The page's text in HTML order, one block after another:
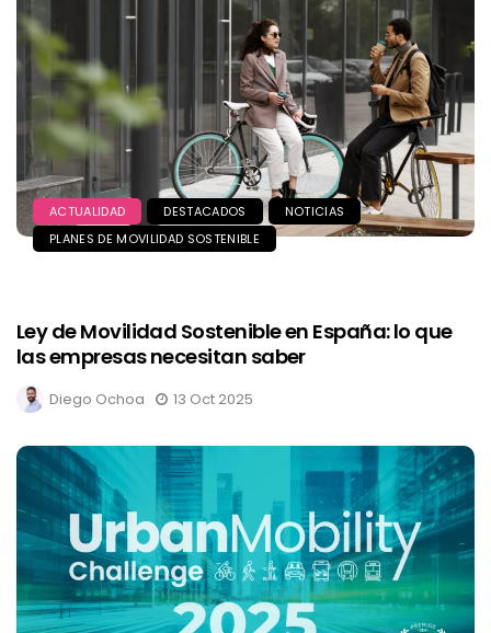
ACTUALIDAD DESTACADOS
NOTICIAS
PLANES DE MOVILIDAD SOSTENIBLE
Ley de Movilidad Sostenible en España: lo que
las empresas necesitan saber
Diego Ochoa 13 Oct 2025